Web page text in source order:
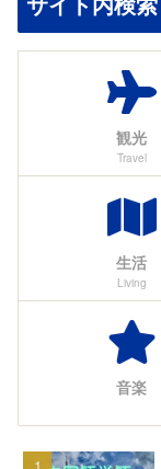
観光
Travel
生活
Living
音楽